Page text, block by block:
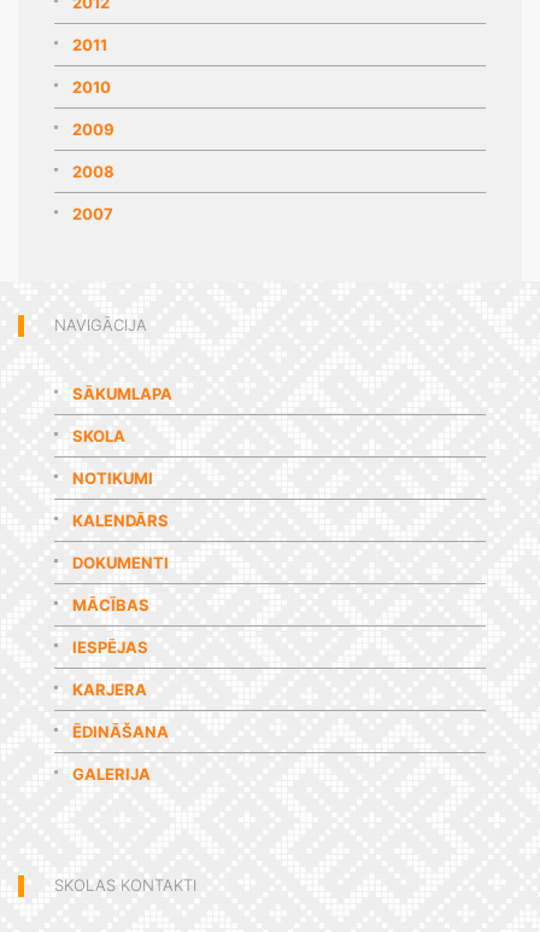
2011
2010
2009
2008
2007
NAVIGĀCIJA
SĀKUMLAPA
SKOLA
NOTIKUMI
KALENDĀRS
DOKUMENTI
MĀCĪBAS
IESPĒJAS
KARJERA
ĒDINĀŠANA
GALERIJA
SKOLAS KONTAKTI